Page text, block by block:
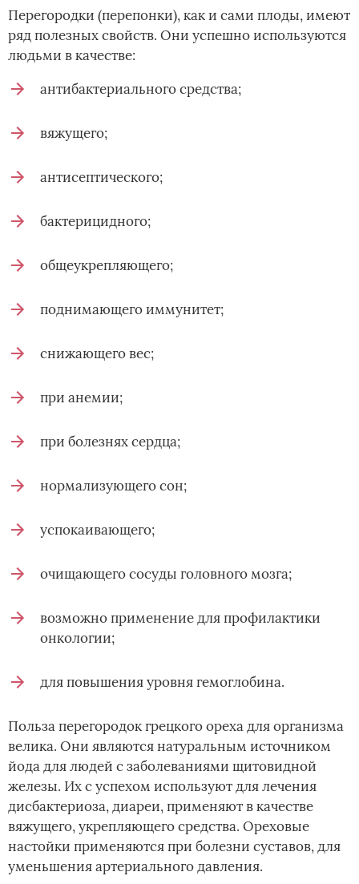
Перегородки (перепонки), как и сами плоды, имеют
ряд полезных свойств. Они успешно используются
людьми в качестве:
антибактериального средства;
вяжущего;
антисептического;
бактерицидного;
общеукрепляющего;
поднимающего иммунитет;
снижающего вес;
при анемии;
при болезнях сердца;
нормализующего сон;
успокаивающего;
очищающего сосуды головного мозга;
возможно применение для профилактики
онкологии;
для повышения уровня гемоглобина.
Польза перегородок грецкого ореха для организма
велика. Они являются натуральным источником
йода для людей с заболеваниями щитовидной
железы. Их с успехом используют для лечения
дисбактериоза, диареи, применяют в качестве
вяжущего, укрепляющего средства. Ореховые
настойки применяются при болезни суставов, для
уменьшения артериального давления.